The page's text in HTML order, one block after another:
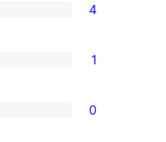
4
1
0